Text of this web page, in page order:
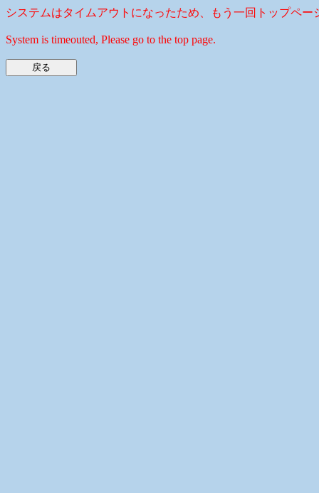
システムはタイムアウトになったため、もう一回トップペー
System is timeouted, Please go to the top page.